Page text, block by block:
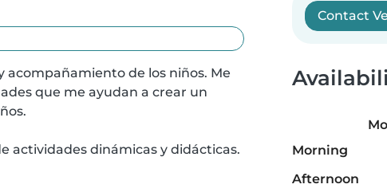
acompañamiento de los niños. Me
que me ayudan a crear un
actividades dinámicas y didácticas.
Contact
Mo
Morning
Afternoon